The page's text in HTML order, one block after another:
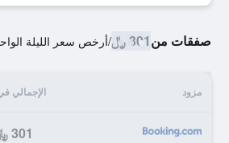
صفقات من301 ﷼ /أرخص سعر الليلة
مزود الإجمالي
301 ﷼